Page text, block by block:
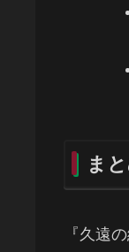
ま
『久遠